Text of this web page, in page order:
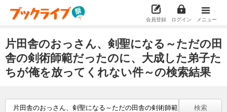
会員登録 ログイン メニュー
片田舎のおっさん、剣聖になる～ただの田
舎の剣術師範だったのに、大成した弟子た
ちが俺を放ってくれない件～の検索結果
検索